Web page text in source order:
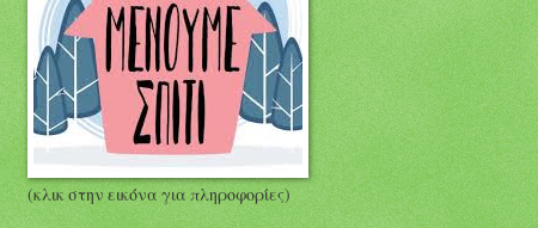
(κλικ στην εικόνα για πληροφορίες)